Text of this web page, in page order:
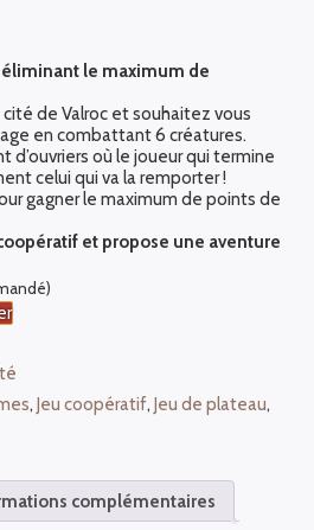
le maximum de
de Valroc et souhaitez vous
en combattant 6 créatures.
d’ouvriers où le joueur qui termine
celui qui va la remporter !
gagner le maximum de points de
et propose une aventure
,Jeu coopératif,Jeu de plateau,
complémentaires